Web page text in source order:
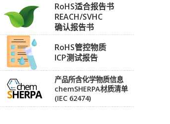
RoHS适合报告书
REACH/SVHC
确认报告书
RoHS管控物质
ICP测试报告
产品所含化学物质信息
chemSHERPA材质清单
(IEC 62474)